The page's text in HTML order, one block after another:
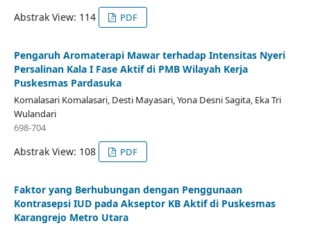
Abstrak View: 114 PDF
Pengaruh Aromaterapi Mawar terhadap Intensitas Nyeri
Persalinan Kala I Fase Aktif di PMB Wilayah Kerja
Puskesmas Pardasuka
Komalasari Komalasari, Desti Mayasari, Yona Desni Sagita, Eka Tri
Wulandari
698-704
Abstrak View: 108 PDF
Faktor yang Berhubungan dengan Penggunaan
Kontrasepsi IUD pada Akseptor KB Aktif di Puskesmas
Karangrejo Metro Utara